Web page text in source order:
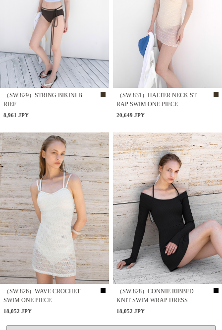
（SW-829）STRING BIKINI B
RIEF
8,961 JPY
（SW-831）HALTER NECK ST
RAP SWIM ONE PIECE
20,649 JPY
（SW-826）WAVE CROCHET
SWIM ONE PIECE
18,052 JPY
（SW-828）CONNIE RIBBED
KNIT SWIM WRAP DRESS
18,052 JPY